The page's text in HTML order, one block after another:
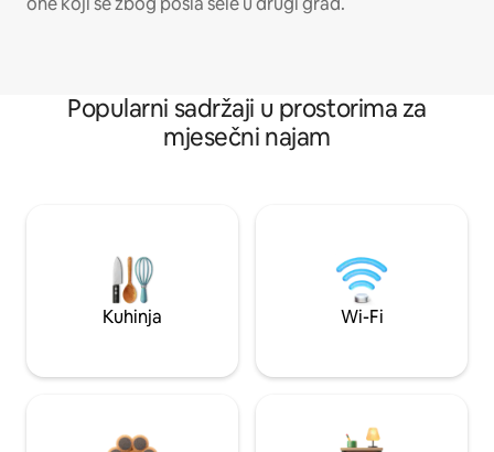
Popularni sadržaji u prostorima za
mjesečni najam
Kuhinja Wi-Fi